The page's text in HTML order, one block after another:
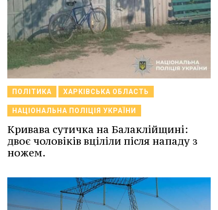
ПОЛІТИКА ХАРКІВСЬКА ОБЛАСТЬ
НАЦІОНАЛЬНА ПОЛІЦІЯ УКРАЇНИ
Кривава сутичка на Балаклійщині:
двоє чоловіків вціліли після нападу з
ножем.